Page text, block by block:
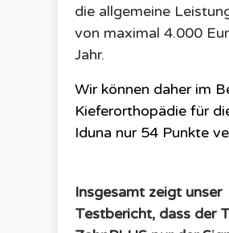
die allgemeine
von maximal 4.000
Jahr.
Wir können daher im
Kieferorthopädie für
Iduna nur 54 Punkte
Insgesamt zeigt unser
Testbericht, dass der